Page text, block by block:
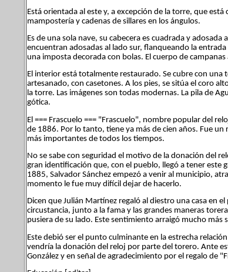
Está orientada al este y, a excepción de la torre, que
mampostería y cadenas de sillares en los ángulos.
Es de una sola nave, su cabecera es cuadrada y
encuentran adosadas al lado sur, flanqueando la
una imposta decorada con bolas. El cuerpo de
El interior está totalmente restaurado. Se cubre con
artesanado, con casetones. A los pies, se sitúa el coro
la torre. Las imágenes son todas modernas. La pila de
gótica.
El === Frascuelo === "Frascuelo", nombre popular del
de 1886. Por lo tanto, tiene ya más de cien años. Fue
más importantes de todos los tiempos.
No se sabe con seguridad el motivo de la donación del
gran identificación que, con el pueblo, llegó a tener este
1885, Salvador Sánchez empezó a venir al municipio,
momento le fue muy difícil dejar de hacerlo.
Dicen que Julián Martínez regaló al diestro una casa en
circustancia, junto a la fama y las grandes maneras
pusiera de su lado. Este sentimiento arraigó mucho
Este debió ser el punto culminante en la estrecha
vendría la donación del reloj por parte del torero. Ante
González y en señal de agradecimiento por el regalo de